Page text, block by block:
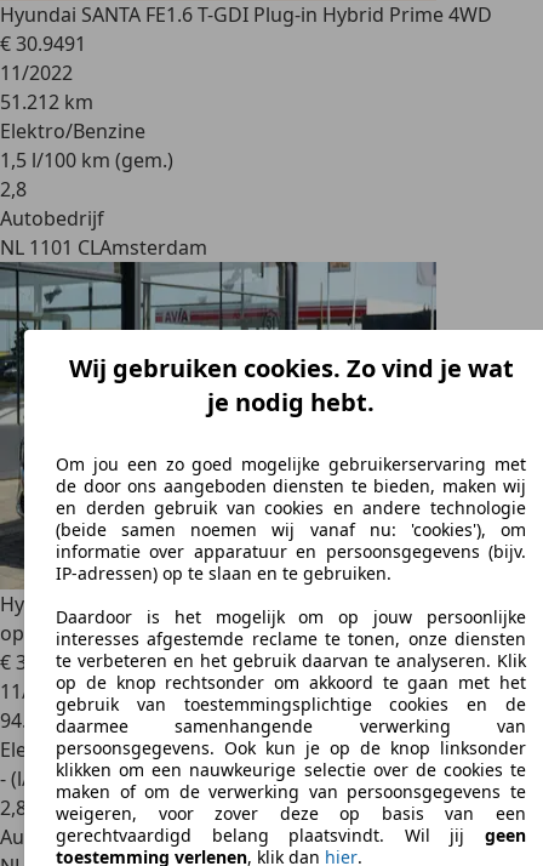
Hyundai SANTA FE1.6 T-GDI Plug-in Hybrid Prime 4WD
€ 30.9491
11/2022
51.212 km
Elektro/Benzine
1,5 l/100 km (gem.)
2,8
Autobedrijf
NL 1101 CLAmsterdam
Hyundai SANTA FE
1.6 T-GDI PHEV Premium Plus Sky | full
option | 10
€ 31.980 1
11/2022
94.631 km
Elektro/Benzine
- (l/100 km)
2,8
Autobedrijf
Wij gebruiken cookies. Zo vind je wat
je nodig hebt.
Om jou een zo goed mogelijke gebruikerservaring met
de door ons aangeboden diensten te bieden, maken wij
en derden gebruik van cookies en andere technologie
(beide samen noemen wij vanaf nu: 'cookies'), om
informatie over apparatuur en persoonsgegevens (bijv.
IP-adressen) op te slaan en te gebruiken.
Daardoor is het mogelijk om op jouw persoonlijke
interesses afgestemde reclame te tonen, onze diensten
te verbeteren en het gebruik daarvan te analyseren. Klik
op de knop rechtsonder om akkoord te gaan met het
gebruik van toestemmingsplichtige cookies en de
daarmee samenhangende verwerking van
persoonsgegevens. Ook kun je op de knop linksonder
klikken om een nauwkeurige selectie over de cookies te
maken of om de verwerking van persoonsgegevens te
weigeren, voor zover deze op basis van een
gerechtvaardigd belang plaatsvindt. Wil jij geen
toestemming verlenen, klik dan hier.